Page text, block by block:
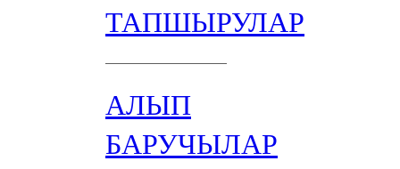
ТАПШЫРУЛАР
АЛЫП
БАРУЧЫЛАР